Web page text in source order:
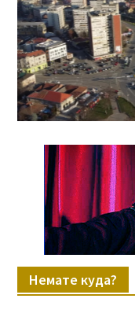
Немате куда?